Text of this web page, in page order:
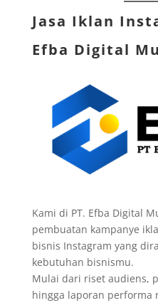
Jasa Iklan
Efba Digital
Kami di PT. Efba Digital
pembuatan kampanye
bisnis Instagram yang
kebutuhan bisnismu.
Mulai dari riset audiens,
hingga laporan